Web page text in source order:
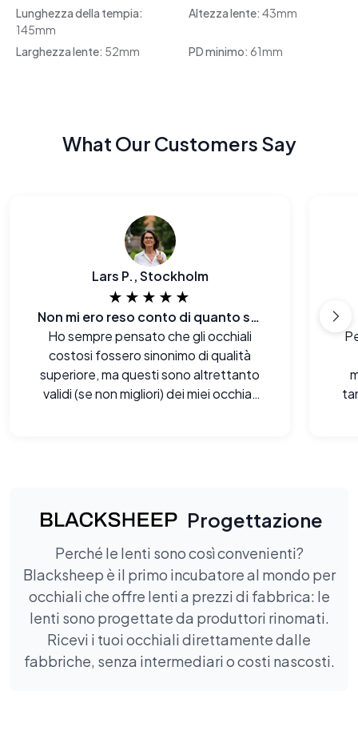
Lunghezza della tempia:
145mm
Altezza lente: 43mm
Larghezza lente: 52mm PD minimo: 61mm
What Our Customers Say
Lars P., Stockholm
★★★★★
Non mi ero reso conto di quanto stessi pagando in più prima.
Ho sempre pensato che gli occhiali
costosi fossero sinonimo di qualità
superiore, ma questi sono altrettanto
validi (se non migliori) dei miei occhiali
Progettazione
Perché le lenti sono così convenienti?
Blacksheep è il primo incubatore al mondo per
occhiali che offre lenti a prezzi di fabbrica: le
lenti sono progettate da produttori rinomati.
Ricevi i tuoi occhiali direttamente dalle
fabbriche, senza intermediari o costi nascosti.